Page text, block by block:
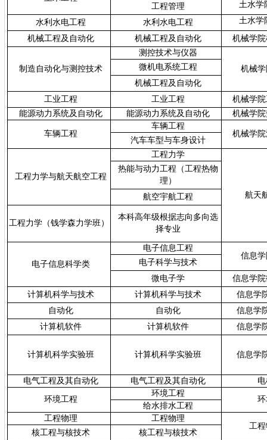
工程管理
土水学
水利水电工程
水利水电工程
土水学
机械工程及自动化
机械工程及自动化 机械学
制造自动化与测控技术
测控技术与仪器
机械
微机电系统工程
机械工程及自动化
工业工程
工业工程
机械学
能源动力系统及自动化
能源动力系统及自动化 机械学
车辆工程
车辆工程
机械学
汽车车型与车身设计
工程力学与航天航空工程
工程力学
航天
热能与动力工程（工程热物
理）
航空宇航工程
工程力学（钱学森力学班）
本科高年级根据志向多向选
择专业
电子信息科学类
电子信息工程
信息
电子科学与技术
微电子学
信息学
计算机科学与技术
计算机科学与技术
信息学
自动化
自动化
信息学
计算机软件
计算机软件 信息学
计算机科学实验班 计算机科学实验班 信息学
电气工程及其自动化 电气工程及其自动化
环境工程
环境工程
给水排水工程
工程物理
工程物理
工
核工程与核技术
核工程与核技术